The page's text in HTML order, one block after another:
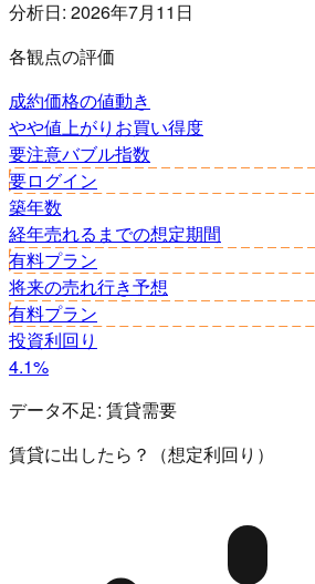
分析日: 2026年7月11日
各観点の評価
成約価格の値動き
やや値上がり お買い得度
要注意バブル指数
要ログイン
築年数
経年売れるまでの想定期間
有料プラン
将来の売れ行き予想
有料プラン
投資利回り
4.1%
データ不足: 賃貸需要
賃貸に出したら？（想定利回り）